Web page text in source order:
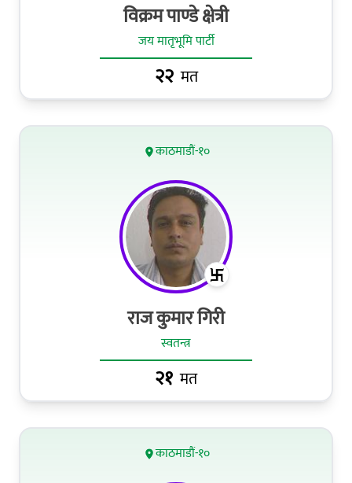
विक्रम पाण्डे क्षेत्री
जय मातृभूमि पार्टी
२२ मत
काठमाडौं-१०
राज कुमार गिरी
स्वतन्त्र
२१ मत
काठमाडौं-१०